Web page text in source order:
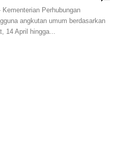
Perhubungan
angkutan umum berdasarkan
14 April hingga...